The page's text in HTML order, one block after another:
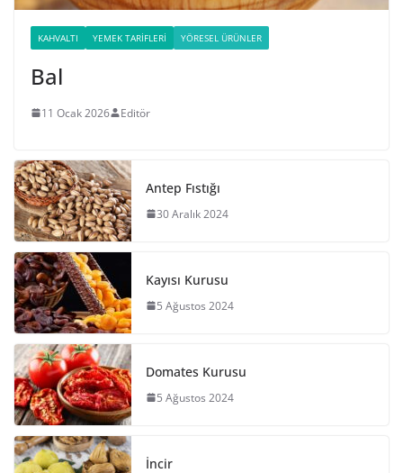
KAHVALTI YEMEK TARIFLERI YÖRESEL ÜRÜNLER
Bal
11 Ocak 2026 Editör
Antep Fıstığı
30 Aralık 2024
Kayısı Kurusu
5 Ağustos 2024
Domates Kurusu
5 Ağustos 2024
İncir